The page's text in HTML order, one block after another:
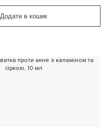
Додати в кошик